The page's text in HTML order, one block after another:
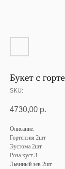
Букет с
SKU:
4730,00 р.
Описание:
Гортензия 2шт
Эустома 2шт
Роза куст 3
Львиный зев 2шт